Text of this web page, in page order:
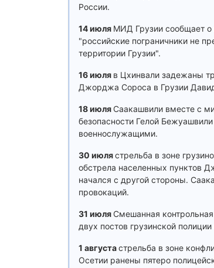
России.
14 июля МИД Грузии сообщает о
"российские пограничники не
территории Грузии".
16 июля в Цхинвали задежаны
Джорджа Сороса в Грузии
18 июля Саакашвили вместе с
безопасности Гелой
военнослужащими.
30 июлястрельба в зоне
обстрела населенных пунктов
начался с другой стороны.
провокаций.
31 июля Смешанная
двух постов грузинской
1 августастрельба в зоне
Осетии ранены пятеро